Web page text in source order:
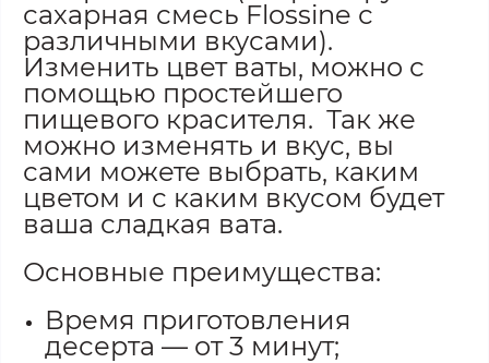
сахарная смесь Flossine с
различными вкусами).
Изменить цвет ваты, можно с
помощью простейшего
пищевого красителя. Так же
можно изменять и вкус, вы
сами можете выбрать, каким
цветом и с каким вкусом будет
ваша сладкая вата.
Основные преимущества:
Время приготовления
десерта — от 3 минут;